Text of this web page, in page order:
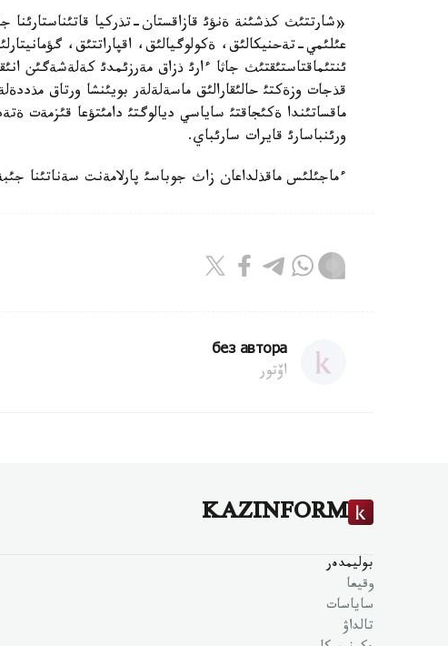
«شارتتئث كذشئنة ةنؤئ قازاقستان-تذركيا
عئلئمي-تةحنيكالئق، ةكولوگيالئق، اقپاراتتئق،
ئنتئماقتاستئقتئث جاثا ءارئ ذزاق مةرزئمدئ كةلةشةگئن
قذجات وزةكتئ حالئقارالئق ماسةلةلةر بويئنشا ورتاق
ماقساتئندا ةكئجاقتئ ساياسي ديالوگتئ دامئتؤعا
ورئنباسارئ قايرات سارئباي.
ءماجئلئس ماقذلداعان زاث جوباسئ پارلامةنت سةناتئنا
без автора
اۆتور
KAZINFORM
بوليمدەر
وقيعا
ساياسات
تالداۋ